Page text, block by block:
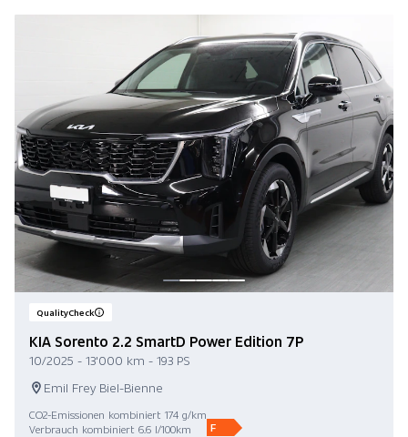
QualityCheck
KIA Sorento 2.2 SmartD Power Edition 7P
10/2025 - 13'000 km - 193 PS
Emil Frey Biel-Bienne
CO2-Emissionen kombiniert 174 g/km
Verbrauch kombiniert 6.6 l/100km
F